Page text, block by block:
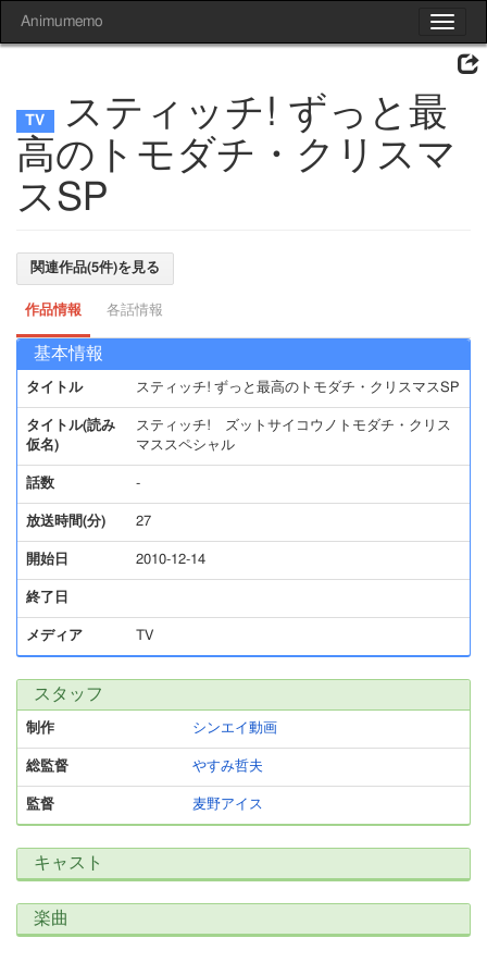
Toggle
Animumemo
スティッチ! ずっと最
高のトモダチ・クリスマ
スSP
関連作品(5件)を見る
作品情報 各話情報
基本情報
タイトル スティッチ! ずっと最高のトモダチ・クリスマスSP
タイトル(読み
仮名)
スティッチ! ズットサイコウノトモダチ・クリス
マススペシャル
話数 -
放送時間(分) 27
開始日 2010-12-14
終了日
メディア TV
スタッフ
制作 シンエイ動画
総監督 やすみ哲夫
監督 麦野アイス
キャスト
楽曲